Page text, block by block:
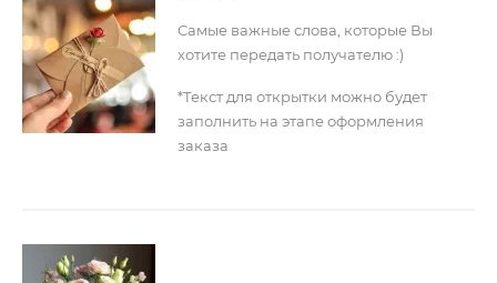
Самые важные слова, которые Вы
хотите передать получателю :)
*Текст для открытки можно будет
заполнить на этапе оформления
заказа